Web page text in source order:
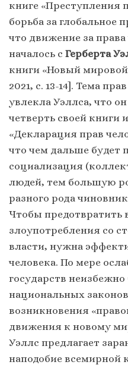
книге «Преступления
борьба за глобальное
что движение за
началось с Герберта
книги «Новый
2021, с. 13-14]. Тема
увлекла Уэллса, что
четверть своей книги
«Декларация прав
что чем дальше будет
социализация
людей, тем большую
разного рода
Чтобы
злоупотребления со
власти, нужна
человека. По мере
государств
национальных
возникновения
движения к новому
Уэллс предлагает
наподобие всемирной